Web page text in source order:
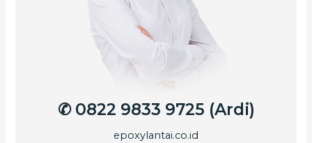
✆ 0822 9833 9725 (Ardi)
epoxylantai.co.id